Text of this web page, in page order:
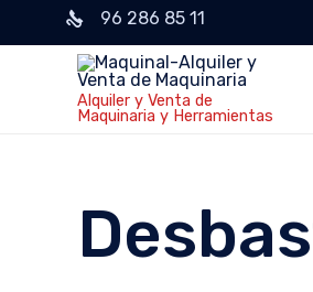
96 286 85 11
Alquiler y Venta de
Maquinaria y Herramientas